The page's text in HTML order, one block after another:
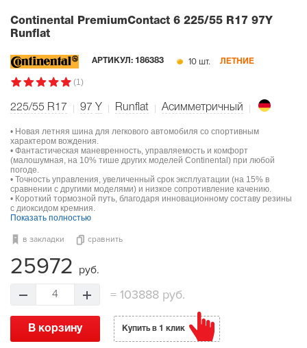
Continental PremiumContact 6 225/55 R17 97Y
Runflat
АРТИКУЛ: 186383 10 шт. ЛЕТНИЕ
(1)
225/55 R17 97 Y Runflat Асимметричный
• Новая летняя шина для легкового автомобиля со спортивным
характером вождения.
• Фантастическая маневренность, управляемость и комфорт
(малошумная, на 10% тише других моделей Continental) при любой
погоде.
• Точность управления, увеличенный срок эксплуатации (на 15% в
сравнении с другими моделями) и низкое сопротивление качению.
• Короткий тормозной путь, благодаря инновационному составу резины
с диоксидом кремния.
Показать полностью
в закладки сравнить
25972 руб.
4 = 103888 руб.
В корзину Купить в 1 клик